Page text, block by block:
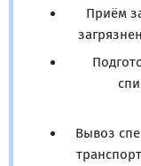
Приём
Вывоз